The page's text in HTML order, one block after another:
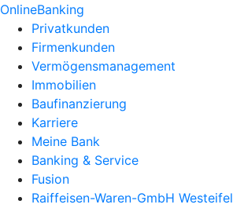
OnlineBanking
Privatkunden
Firmenkunden
Vermögensmanagement
Immobilien
Baufinanzierung
Karriere
Meine Bank
Banking & Service
Fusion
Raiffeisen-Waren-GmbH Westeifel